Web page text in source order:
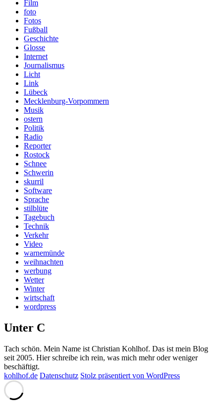
Film
foto
Fotos
Fußball
Geschichte
Glosse
Internet
Journalismus
Licht
Link
Lübeck
Mecklenburg-Vorpommern
Musik
ostern
Politik
Radio
Reporter
Rostock
Schnee
Schwerin
skurril
Software
Sprache
stilblüte
Tagebuch
Technik
Verkehr
Video
warnemünde
weihnachten
werbung
Wetter
Winter
wirtschaft
wordpress
Unter C
Tach schön. Mein Name ist Christian Kohlhof. Das ist mein Blog
seit 2005. Hier schreibe ich rein, was mich mehr oder weniger
beschäftigt.
kohlhof.de Datenschutz Stolz präsentiert von WordPress